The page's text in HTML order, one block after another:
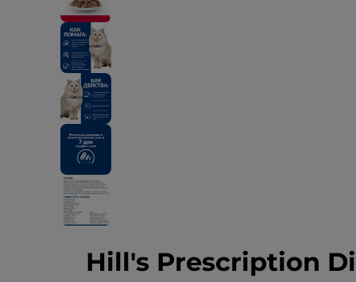
Hill's Prescription